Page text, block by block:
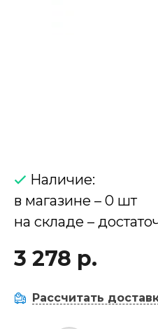
Наличие:
в магазине – 0 шт
на складе –
3 278 р.
Рассчитать